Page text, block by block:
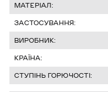
МАТЕРІАЛ:
ЗАСТОСУВАННЯ:
ВИРОБНИК:
КРАЇНА:
СТУПІНЬ ГОРЮЧОСТІ: